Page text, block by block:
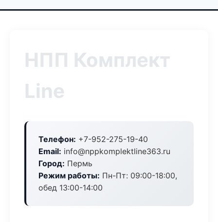
НПП Комплект
Line
Телефон: +7-952-275-19-40
Email: info@nppkomplektline363.ru
Город: Пермь
Режим работы: Пн-Пт: 09:00-18:00,
обед 13:00-14:00